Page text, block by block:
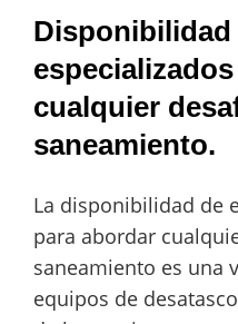
cualquier
saneamiento.
La disponibilidad de
para abordar
saneamiento es una
equipos de